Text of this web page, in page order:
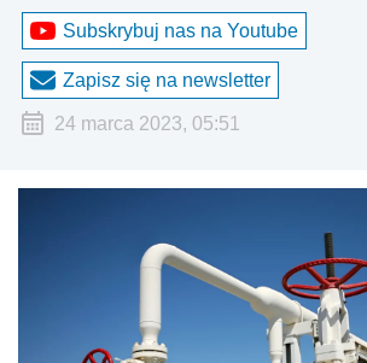
Subskrybuj nas na Youtube
Zapisz się na newsletter
24 marca 2023, 05:51